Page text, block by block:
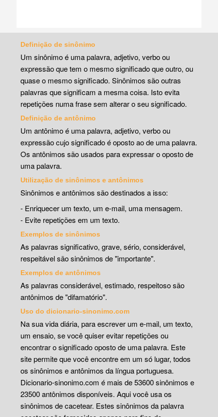
Definição de sinônimo
Um sinônimo é uma palavra, adjetivo, verbo ou
expressão que tem o mesmo significado que outro, ou
quase o mesmo significado. Sinônimos são outras
palavras que significam a mesma coisa. Isto evita
repetições numa frase sem alterar o seu significado.
Definição de antônimo
Um antônimo é uma palavra, adjetivo, verbo ou
expressão cujo significado é oposto ao de uma palavra.
Os antônimos são usados para expressar o oposto de
uma palavra.
Utilização de sinônimos e antônimos
Sinônimos e antônimos são destinados a isso:
- Enriquecer um texto, um e-mail, uma mensagem.
- Evite repetições em um texto.
Exemplos de sinônimos
As palavras significativo, grave, sério, considerável,
respeitável são sinônimos de "importante".
Exemplos de antônimos
As palavras considerável, estimado, respeitoso são
antônimos de "difamatório".
Uso do dicionario-sinonimo.com
Na sua vida diária, para escrever um e-mail, um texto,
um ensaio, se você quiser evitar repetições ou
encontrar o significado oposto de uma palavra. Este
site permite que você encontre em um só lugar, todos
os sinônimos e antônimos da língua portuguesa.
Dicionario-sinonimo.com é mais de 53600 sinônimos e
23500 antônimos disponíveis. Aqui você usa os
sinônimos de cacetear. Estes sinônimos da palavra